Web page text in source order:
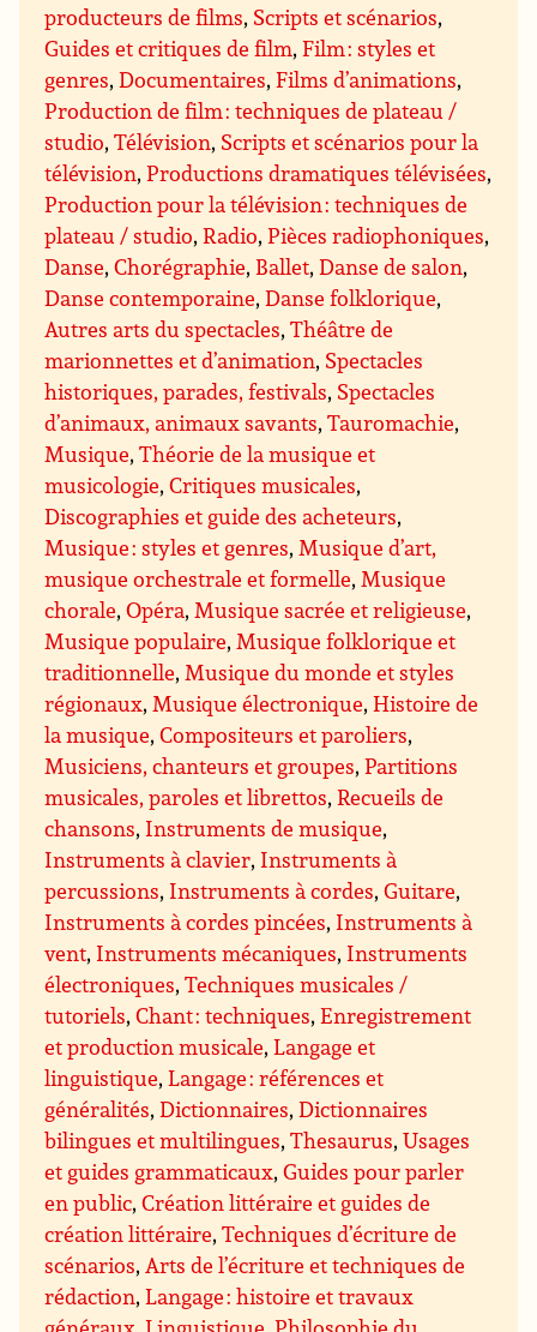
producteurs de films, Scripts et scénarios,
Guides et critiques de film,Film : styles et
genres,Documentaires,Films d’animations,
Production de film : techniques de plateau /
studio,Télévision, Scripts et scénarios pour la
télévision,Productions dramatiques télévisées,
Production pour la télévision : techniques de
plateau / studio,Radio,Pièces radiophoniques,
Danse,Chorégraphie, Ballet,Danse de salon,
Danse contemporaine,Danse folklorique,
Autres arts du spectacles,Théâtre de
marionnettes et d’animation, Spectacles
historiques, parades, festivals, Spectacles
d’animaux, animaux savants,Tauromachie,
Musique,Théorie de la musique et
musicologie,Critiques musicales,
Discographies et guide des acheteurs,
Musique : styles et genres,Musique d’art,
musique orchestrale et formelle,Musique
chorale,Opéra,Musique sacrée et religieuse,
Musique populaire,Musique folklorique et
traditionnelle,Musique du monde et styles
régionaux,Musique électronique,Histoire de
la musique,Compositeurs et paroliers,
Musiciens, chanteurs et groupes,Partitions
musicales, paroles et librettos,Recueils de
chansons, Instruments de musique,
Instruments à clavier, Instruments à
percussions, Instruments à cordes,Guitare,
Instruments à cordes pincées, Instruments à
vent, Instruments mécaniques, Instruments
électroniques,Techniques musicales /
tutoriels,Chant : techniques,Enregistrement
et production musicale,Langage et
linguistique,Langage : références et
généralités,Dictionnaires,Dictionnaires
bilingues et multilingues,Thesaurus,Usages
et guides grammaticaux,Guides pour parler
en public,Création littéraire et guides de
création littéraire,Techniques d’écriture de
scénarios,Arts de l’écriture et techniques de
rédaction,Langage : histoire et travaux